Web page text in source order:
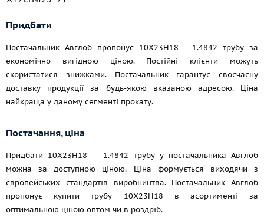
Придбати
Постачальник Авглоб пропонує 10Х23Н18 - 1.4842 трубу за
економічно вигідною ціною. Постійні клієнти можуть
скористатися знижками. Постачальник гарантує своєчасну
доставку продукції за будь-якою вказаною адресою. Ціна
найкраща у даному сегменті прокату.
Постачання, ціна
Придбати 10Х23Н18 — 1.4842 трубу у постачальника Авглоб
можна за доступною ціною. Ціна формується виходячи з
європейських стандартів виробництва. Постачальник Авглоб
пропонує купити трубу 10Х23Н18 в асортименті за
оптимальною ціною оптом чи в роздріб.